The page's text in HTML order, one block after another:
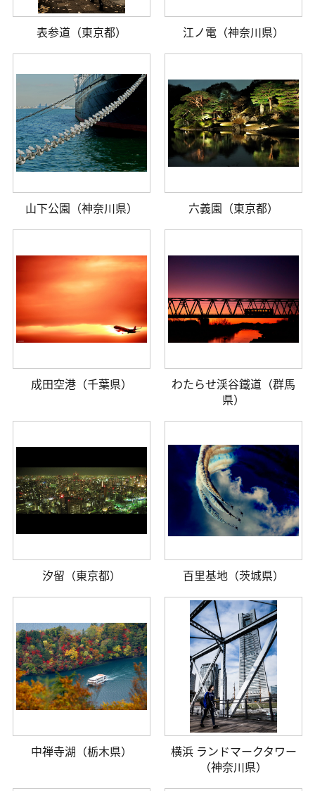
表参道（東京都） 江ノ電（神奈川県）
山下公園（神奈川県） 六義園（東京都）
成田空港（千葉県）
わたらせ渓谷鐵道（群馬
県）
汐留（東京都） 百里基地（茨城県）
中禅寺湖（栃木県）
横浜 ランドマークタワー
（神奈川県）